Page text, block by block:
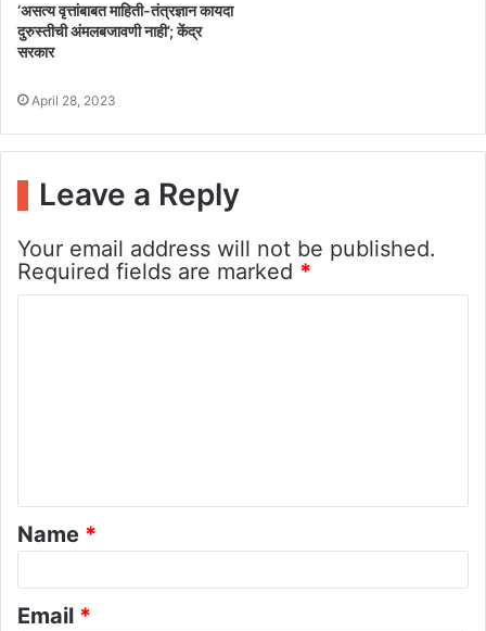
‘असत्य वृत्तांबाबत माहिती-तंत्रज्ञान कायदा
दुरुस्तीची अंमलबजावणी नाही’; केंद्र
सरकार
April 28, 2023
Leave a Reply
Your email address will not be published.
Required fields are marked *
t
*
Name *
Email *